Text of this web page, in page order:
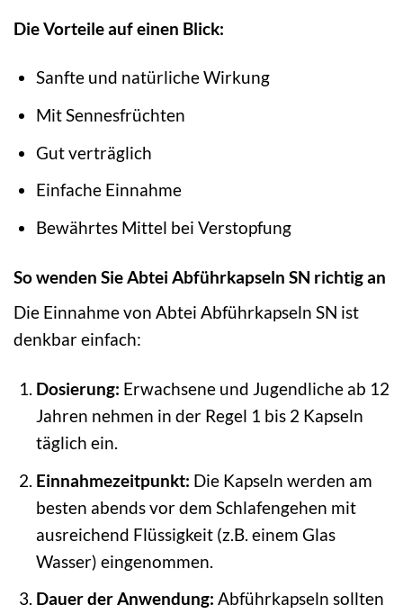
Die Vorteile auf einen Blick:
Sanfte und natürliche Wirkung
Mit Sennesfrüchten
Gut verträglich
Einfache Einnahme
Bewährtes Mittel bei Verstopfung
So wenden Sie Abtei Abführkapseln SN richtig an
Die Einnahme von Abtei Abführkapseln SN ist
denkbar einfach:
Dosierung: Erwachsene und Jugendliche ab 12
Jahren nehmen in der Regel 1 bis 2 Kapseln
täglich ein.
Einnahmezeitpunkt: Die Kapseln werden am
besten abends vor dem Schlafengehen mit
ausreichend Flüssigkeit (z.B. einem Glas
Wasser) eingenommen.
Dauer der Anwendung: Abführkapseln sollten